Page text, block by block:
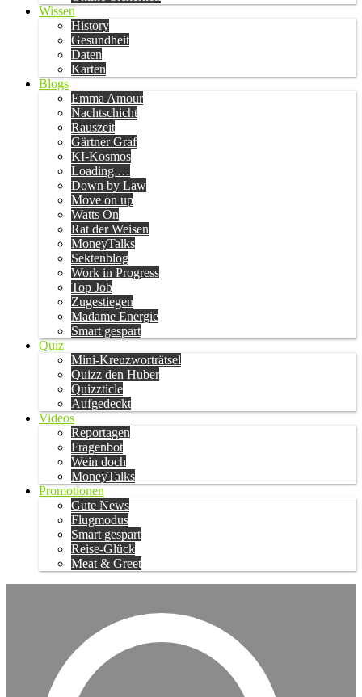
Wissen
History
Gesundheit
Daten
Karten
Blogs
Emma Amour
Nachtschicht
Rauszeit
Gärtner Graf
KI-Kosmos
Loading …
Down by Law
Move on up
Watts On
Rat der Weisen
MoneyTalks
Sektenblog
Work in Progress
Top Job
Zugestiegen
Madame Energie
Smart gespart
Quiz
Mini-Kreuzworträtsel
Quizz den Huber
Quizzticle
Aufgedeckt
Videos
Reportagen
Fragenbot
Wein doch
MoneyTalks
Promotionen
Gute News
Flugmodus
Smart gespart
Reise-Glück
Meat & Greet